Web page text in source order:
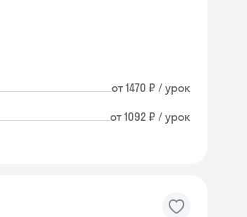
от 1470 ₽ / урок
от 1092 ₽ / урок